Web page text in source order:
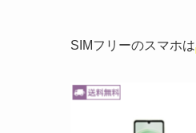
SIMフリーのスマホは